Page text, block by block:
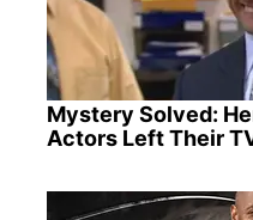
Mystery Solved:
Actors Left Their